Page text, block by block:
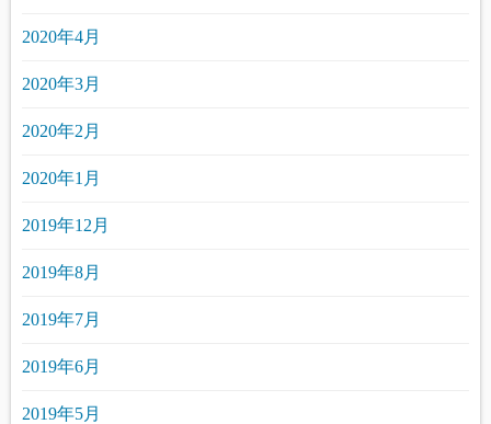
2020年4月
2020年3月
2020年2月
2020年1月
2019年12月
2019年8月
2019年7月
2019年6月
2019年5月